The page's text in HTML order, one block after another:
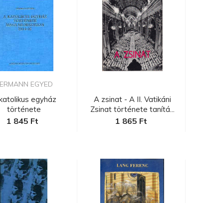
EGYED
egyház
története
1914-...
1 845 Ft
A zsinat - A II. Vatikáni
Zsinat története tanítá...
1 865 Ft